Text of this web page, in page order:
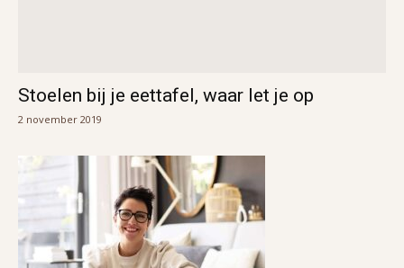
Stoelen bij je eettafel, waar let je op
2 november 2019